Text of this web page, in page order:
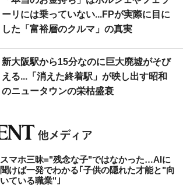
ーリには乗っていない...FPが実際に目に
した「富裕層のクルマ」の真実
新大阪駅から15分なのに巨大廃墟がそび
える...「消えた終着駅」が映し出す昭和
のニュータウンの栄枯盛衰
スマホ三昧="残念な子"ではなかった…AIに
聞けば一発でわかる｢子供の隠れた才能と"向
いている職業"｣